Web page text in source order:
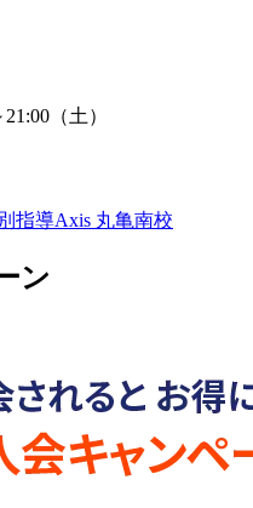
（土）
指導Axis 丸亀南校
ン